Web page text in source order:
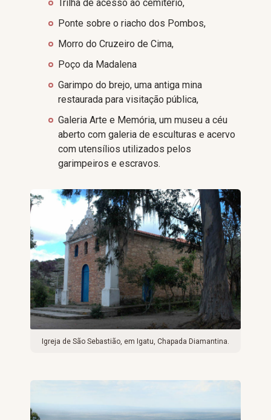
Trilha de acesso ao cemitério,
Ponte sobre o riacho dos Pombos,
Morro do Cruzeiro de Cima,
Poço da Madalena
Garimpo do brejo, uma antiga mina
restaurada para visitação pública,
Galeria Arte e Memória, um museu a céu
aberto com galeria de esculturas e acervo
com utensílios utilizados pelos
garimpeiros e escravos.
Igreja de São Sebastião, em Igatu, Chapada Diamantina.